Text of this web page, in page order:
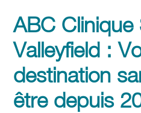
ABC Clinique
Valleyfield :
destination
être depuis